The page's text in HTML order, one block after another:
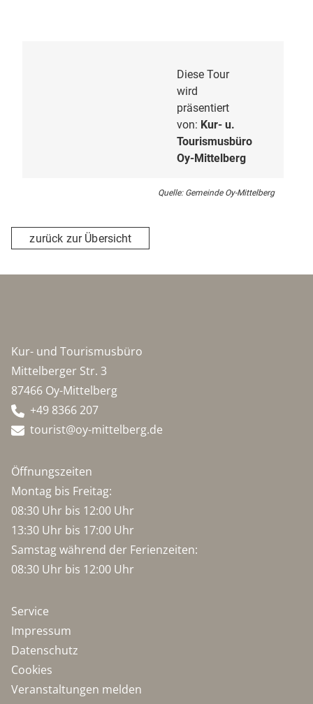
Diese Tour
wird
präsentiert
von: Kur- u.
Tourismusbüro
Oy-Mittelberg
Quelle: Gemeinde Oy-Mittelberg
zurück zur Übersicht
Kur- und Tourismusbüro
Mittelberger Str. 3
87466 Oy-Mittelberg
+49 8366 207
tourist@oy-mittelberg.de
Öffnungszeiten
Montag bis Freitag:
08:30 Uhr bis 12:00 Uhr
13:30 Uhr bis 17:00 Uhr
Samstag während der Ferienzeiten:
08:30 Uhr bis 12:00 Uhr
Service
Impressum
Datenschutz
Cookies
Veranstaltungen melden